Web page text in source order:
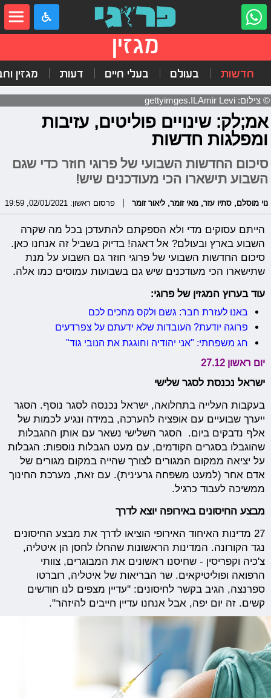
מגזין
חדשות בעולם בעלי חיים דעות מגזין
© צילום: gettyimges.ILAmir Levi
אמ;לק: שינויים פוליטים, עזיבות
ומפלגות חדשות
סיכום החדשות השבועי של פרוגי חוזר כדי שגם
השבוע תישארו הכי מעודכנים שיש!
נוי מוסלם, סתיו עזר, מאי זומר, ליאור זומר פרסום ראשון: 02/01/2021, 19:59
הייתם עסוקים מדי ולא הספקתם להתעדכן בכל מה שקרה
השבוע בארץ ובעולם? אל דאגה! בדיוק בשביל זה אנחנו כאן.
סיכום החדשות השבועי של פרוגי חוזר גם השבוע על מנת
שתישארו הכי מעודכנים שיש גם בשבועות עמוסים כמו אלה.
עוד בערוץ המגזין של פרוגי:
באנו לעזרת חבר: גשם ולקס מחכים לכם
פרוגה יודעת? העובדות שלא ידעתם על צפרדעים
חג משפחתי: "אני יהודיה וחוגגת את הנובי גוד"
יום ראשון 27.12
ישראל נכנסת לסגר שלישי
בעקבות העלייה בתחלואה, ישראל נכנסה לסגר נוסף. הסגר
ייערך שבועיים עם אופציה להערכה, במידה ונגיע לכמות של
אלף נדבקים ביום. הסגר השלישי נשאר עם אותן ההגבלות
שהוגבלו בסגרים הקודמים, עם מעט הגבלות נוספות: הגבלות
על יציאה ממקום המגורים לצורך שהייה במקום מגורים של
אדם אחר (למעט משפחה גרעינית). עם זאת, מערכת החינוך
ממשיכה לעבוד כרגיל.
מבצע החיסונים באירופה יוצא לדרך
27 מדינות האיחוד האירופי הוציאו לדרך את מבצע החיסונים
נגד הקורונה. המדינות הראשונות שהחלו לחסן הן איטליה,
צ'כיה וקפריסין - שחיסנו ראשונים את המבוגרים, צוותי
הרפואה ופוליטיקאים. שר הבריאות של איטליה, רוברטו
ספרנצה, הגיב בקשר לחיסונים: ''עדיין מצפים לנו חודשים
קשים. זה יום יפה, אבל אנחנו עדיין חייבים להיזהר".